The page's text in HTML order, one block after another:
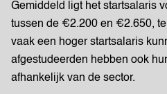
Gemiddeld ligt het startsalaris
tussen de €2.200 en €2.650,
vaak een hoger startsalaris
afgestudeerden hebben ook
afhankelijk van de sector.